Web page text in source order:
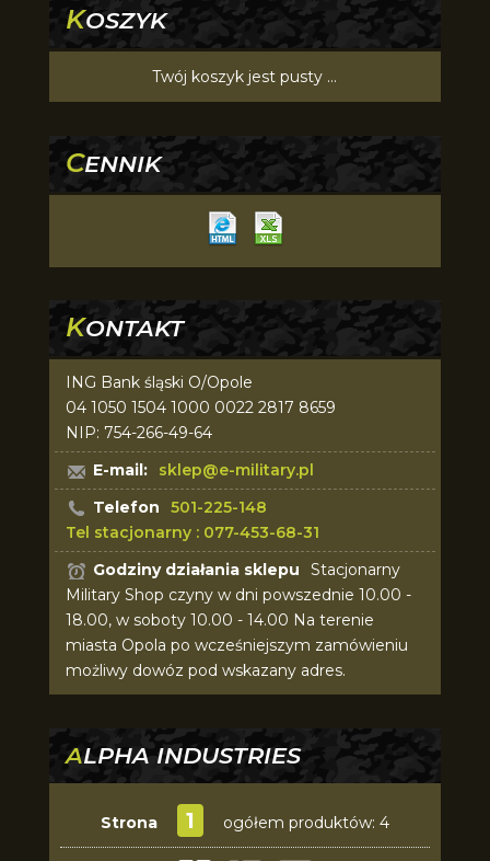
KOSZYK
Twój koszyk jest pusty ...
CENNIK
KONTAKT
ING Bank śląski O/Opole
04 1050 1504 1000 0022 2817 8659
NIP: 754-266-49-64
E-mail:
sklep@e-military.pl
Telefon
501-225-148
Tel stacjonarny : 077-453-68-31
Godziny działania sklepu
Stacjonarny
Military Shop czyny w dni powszednie 10.00 -
18.00, w soboty 10.00 - 14.00 Na terenie
miasta Opola po wcześniejszym zamówieniu
możliwy dowóz pod wskazany adres.
ALPHA INDUSTRIES
Strona 1 ogółem produktów: 4